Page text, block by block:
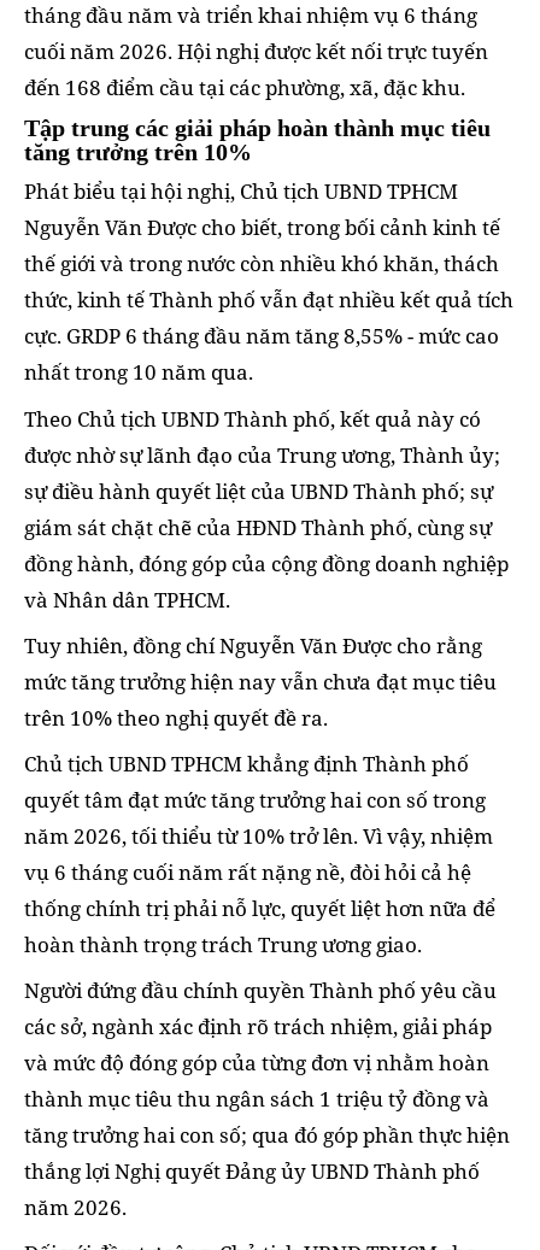
tháng đầu năm và triển khai nhiệm vụ 6 tháng
cuối năm 2026. Hội nghị được kết nối trực tuyến
đến 168 điểm cầu tại các phường, xã, đặc khu.
Tập trung các giải pháp hoàn thành mục tiêu
tăng trưởng trên 10%
Phát biểu tại hội nghị, Chủ tịch UBND TPHCM
Nguyễn Văn Được cho biết, trong bối cảnh kinh tế
thế giới và trong nước còn nhiều khó khăn, thách
thức, kinh tế Thành phố vẫn đạt nhiều kết quả tích
cực. GRDP 6 tháng đầu năm tăng 8,55% - mức cao
nhất trong 10 năm qua.
Theo Chủ tịch UBND Thành phố, kết quả này có
được nhờ sự lãnh đạo của Trung ương, Thành ủy;
sự điều hành quyết liệt của UBND Thành phố; sự
giám sát chặt chẽ của HĐND Thành phố, cùng sự
đồng hành, đóng góp của cộng đồng doanh nghiệp
và Nhân dân TPHCM.
Tuy nhiên, đồng chí Nguyễn Văn Được cho rằng
mức tăng trưởng hiện nay vẫn chưa đạt mục tiêu
trên 10% theo nghị quyết đề ra.
Chủ tịch UBND TPHCM khẳng định Thành phố
quyết tâm đạt mức tăng trưởng hai con số trong
năm 2026, tối thiểu từ 10% trở lên. Vì vậy, nhiệm
vụ 6 tháng cuối năm rất nặng nề, đòi hỏi cả hệ
thống chính trị phải nỗ lực, quyết liệt hơn nữa để
hoàn thành trọng trách Trung ương giao.
Người đứng đầu chính quyền Thành phố yêu cầu
các sở, ngành xác định rõ trách nhiệm, giải pháp
và mức độ đóng góp của từng đơn vị nhằm hoàn
thành mục tiêu thu ngân sách 1 triệu tỷ đồng và
tăng trưởng hai con số; qua đó góp phần thực hiện
thắng lợi Nghị quyết Đảng ủy UBND Thành phố
năm 2026.